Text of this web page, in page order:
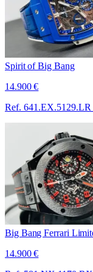
Spirit of Big Bang
14.900 €
Ref. 641.EX.5129.LR
Big Bang Ferrari
14.900 €